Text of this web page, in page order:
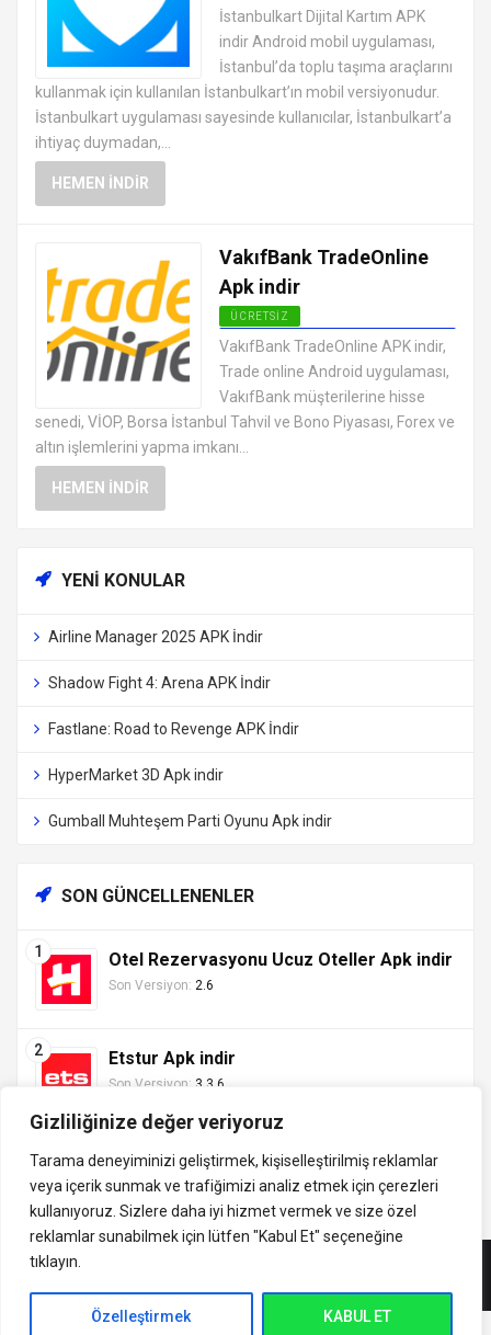
Gizliliğinize değer veriyoruz
Tarama deneyiminizi geliştirmek, kişiselleştirilmiş reklamlar
veya içerik sunmak ve trafiğimizi analiz etmek için çerezleri
kullanıyoruz. Sizlere daha iyi hizmet vermek ve size özel
reklamlar sunabilmek için lütfen "Kabul Et" seçeneğine
tıklayın.
Özelleştirmek KABUL ET
ANDROID FINANS UYGULAMALARI
APK
İstanbulkart Dijital Kartım APK
indir Android mobil uygulaması,
İstanbul’da toplu taşıma araçlarını
kullanmak için kullanılan İstanbulkart’ın mobil versiyonudur.
İstanbulkart uygulaması sayesinde kullanıcılar, İstanbulkart’a
ihtiyaç duymadan,...
HEMEN İNDIR
VakıfBank TradeOnline
Apk indir
ÜCRETSIZ
ANDROID FINANS UYGULAMALARI
APK
VakıfBank TradeOnline APK indir,
Trade online Android uygulaması,
VakıfBank müşterilerine hisse
senedi, VİOP, Borsa İstanbul Tahvil ve Bono Piyasası, Forex ve
altın işlemlerini yapma imkanı...
HEMEN İNDIR
YENI KONULAR
Airline Manager 2025 APK İndir
Shadow Fight 4: Arena APK İndir
Fastlane: Road to Revenge APK İndir
HyperMarket 3D Apk indir
Gumball Muhteşem Parti Oyunu Apk indir
SON GÜNCELLENENLER
Otel Rezervasyonu Ucuz Oteller Apk indir
Son Versiyon: 2.6
Etstur Apk indir
Son Versiyon: 3.3.6
indirVip.com, en güvenilir ve hızlı APK indirme platformudur! En
popüler Android oyunları, uygulamaları, müzik, video ve eğitim
APK'larını güvenli ve ücretsiz indirin. Güncel sürümler, mod
yaşayın. indirVip ile en yeni APK oyunlarını, uygulamalarını ve
uashadow7@gmail.com